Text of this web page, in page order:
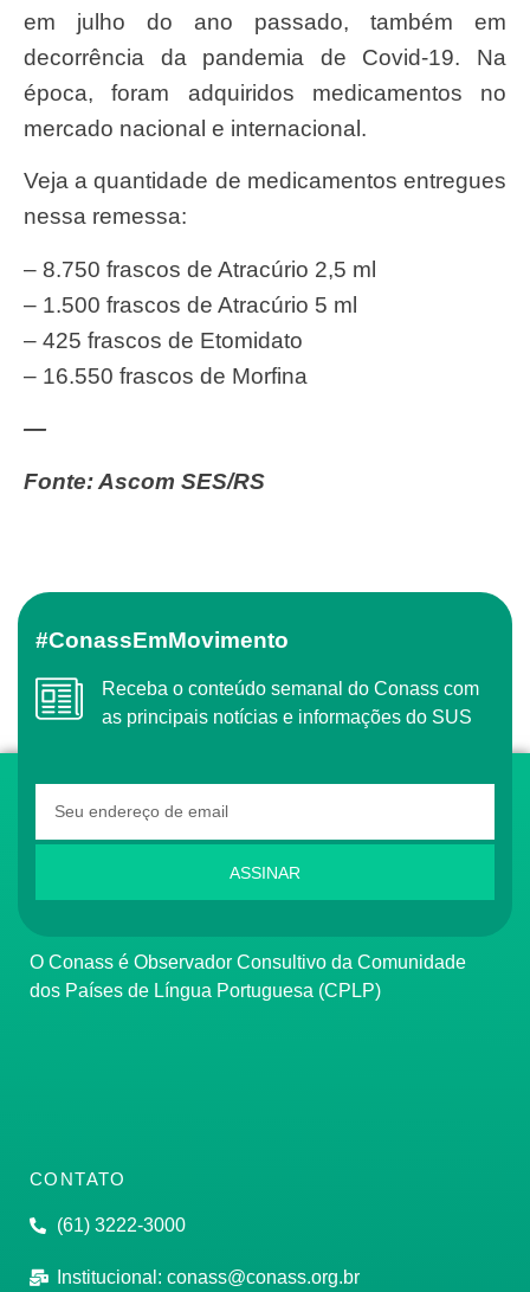
em julho do ano passado, também em
decorrência da pandemia de Covid-19. Na
época, foram adquiridos medicamentos no
mercado nacional e internacional.
Veja a quantidade de medicamentos entregues
nessa remessa:
– 8.750 frascos de Atracúrio 2,5 ml
– 1.500 frascos de Atracúrio 5 ml
– 425 frascos de Etomidato
– 16.550 frascos de Morfina
—
Fonte: Ascom SES/RS
#ConassEmMovimento
Receba o conteúdo semanal do Conass com
as principais notícias e informações do SUS
ASSINAR
O Conass é Observador Consultivo da Comunidade
dos Países de Língua Portuguesa (CPLP)
CONTATO
(61) 3222-3000
Institucional: conass@conass.org.br